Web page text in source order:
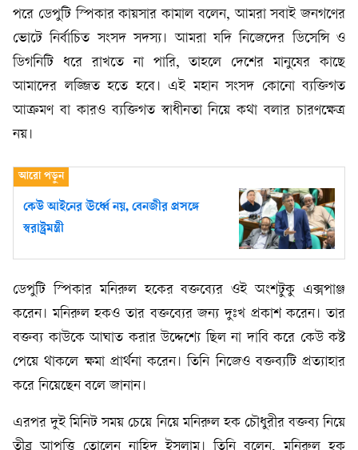
পরে ডেপুটি স্পিকার কায়সার কামাল বলেন, আমরা সবাই জনগণের
ভোটে নির্বাচিত সংসদ সদস্য। আমরা যদি নিজেদের ডিসেন্সি ও
ডিগনিটি ধরে রাখতে না পারি, তাহলে দেশের মানুষের কাছে
আমাদের লজ্জিত হতে হবে। এই মহান সংসদ কোনো ব্যক্তিগত
আক্রমণ বা কারও ব্যক্তিগত স্বাধীনতা নিয়ে কথা বলার চারণক্ষেত্র
নয়।
কেউ আইনের ঊর্ধ্বে নয়, বেনজীর প্রসঙ্গে
স্বরাষ্ট্রমন্ত্রী
ডেপুটি স্পিকার মনিরুল হকের বক্তব্যের ওই অংশটুকু এক্সপাঞ্জ
করেন। মনিরুল হকও তার বক্তব্যের জন্য দুঃখ প্রকাশ করেন। তার
বক্তব্য কাউকে আঘাত করার উদ্দেশ্যে ছিল না দাবি করে কেউ কষ্ট
পেয়ে থাকলে ক্ষমা প্রার্থনা করেন। তিনি নিজেও বক্তব্যটি প্রত্যাহার
করে নিয়েছেন বলে জানান।
এরপর দুই মিনিট সময় চেয়ে নিয়ে মনিরুল হক চৌধুরীর বক্তব্য নিয়ে